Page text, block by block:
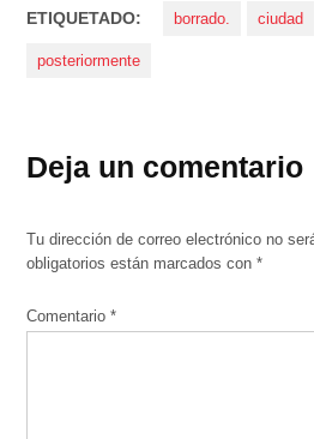
ETIQUETADO: borrado. ciudad
posteriormente
Deja un comentario
Tu dirección de correo electrónico no
obligatorios están marcados con*
Comentario*